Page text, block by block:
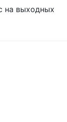
на выходных